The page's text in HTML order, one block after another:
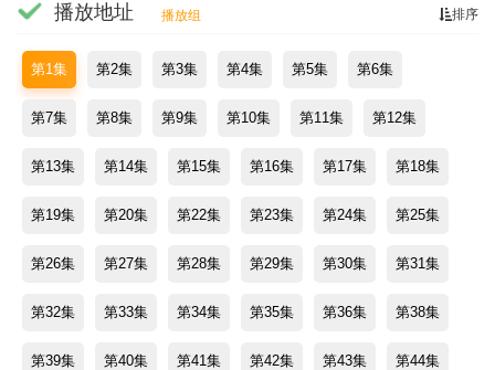
排序
播放地址 播放组
第1集 第2集 第3集 第4集 第5集 第6集
第7集 第8集 第9集 第10集 第11集 第12集
第13集 第14集 第15集 第16集 第17集 第18集
第19集 第20集 第22集 第23集 第24集 第25集
第26集 第27集 第28集 第29集 第30集 第31集
第32集 第33集 第34集 第35集 第36集 第38集
第39集 第40集 第41集 第42集 第43集 第44集